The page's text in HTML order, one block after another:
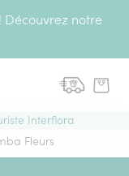
Découvrez notre
Interflora
Fleurs